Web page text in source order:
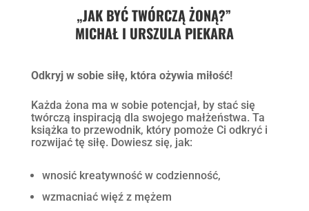
„JAK BYĆ TWÓRCZĄ ŻONĄ?”
MICHAŁ I URSZULA PIEKARA
Odkryj w sobie siłę, która ożywia miłość!
Każda żona ma w sobie potencjał, by stać się
twórczą inspiracją dla swojego małżeństwa. Ta
książka to przewodnik, który pomoże Ci odkryć i
rozwijać tę siłę. Dowiesz się, jak:
wnosić kreatywność w codzienność,
wzmacniać więź z mężem